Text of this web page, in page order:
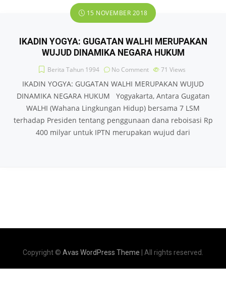
15 NOVEMBER 2018
IKADIN YOGYA: GUGATAN WALHI MERUPAKAN
WUJUD DINAMIKA NEGARA HUKUM
Berita Tahun 1994 No Comment 71 Views
IKADIN YOGYA: GUGATAN WALHI MERUPAKAN WUJUD
DINAMIKA NEGARA HUKUM Yogyakarta, Antara Gugatan
WALHI (Wahana Lingkungan Hidup) bersama 7 LSM
terhadap Presiden tentang penggunaan dana reboisasi Rp
400 milyar untuk IPTN merupakan wujud dari
Copyright © Avas WordPress Theme | All rights reserved.